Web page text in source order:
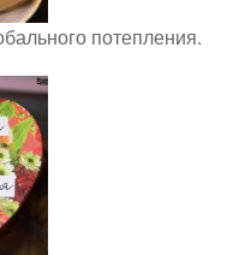
потепления.